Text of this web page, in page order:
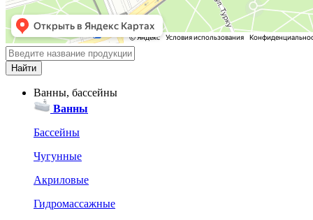
Ванны, бассейны
Ванны
Бассейны
Чугунные
Акриловые
Гидромассажные